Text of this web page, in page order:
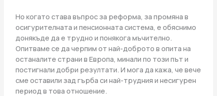
Но когато става въпрос за реформа, за промяна в
осигурителната и пенсионната система, е обяснимо
донякъде да е трудно и понякога мъчително.
Опитваме се да черпим от най-доброто в опита на
останалите страни в Европа, минали по този път и
постигнали добри резултати. И мога да кажа, че вече
сме оставили зад гърба си най-трудния и несигурен
период в това отношение.